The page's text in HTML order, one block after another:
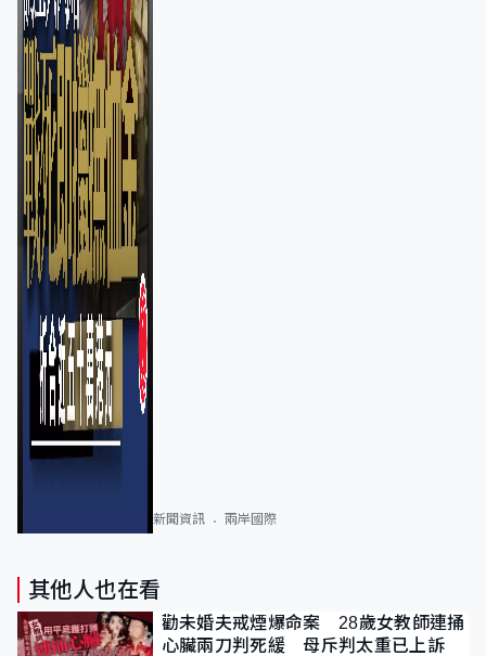
新聞資訊 兩岸國際
其他人也在看
勸未婚夫戒煙爆命案 28歲女教師連捅
心臟兩刀判死緩 母斥判太重已上訴